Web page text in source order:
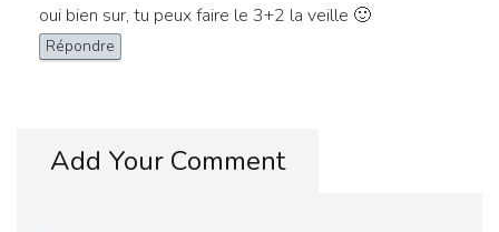
oui bien sur, tu peux faire le 3+2 la veille 🙂
Répondre
Add Your Comment